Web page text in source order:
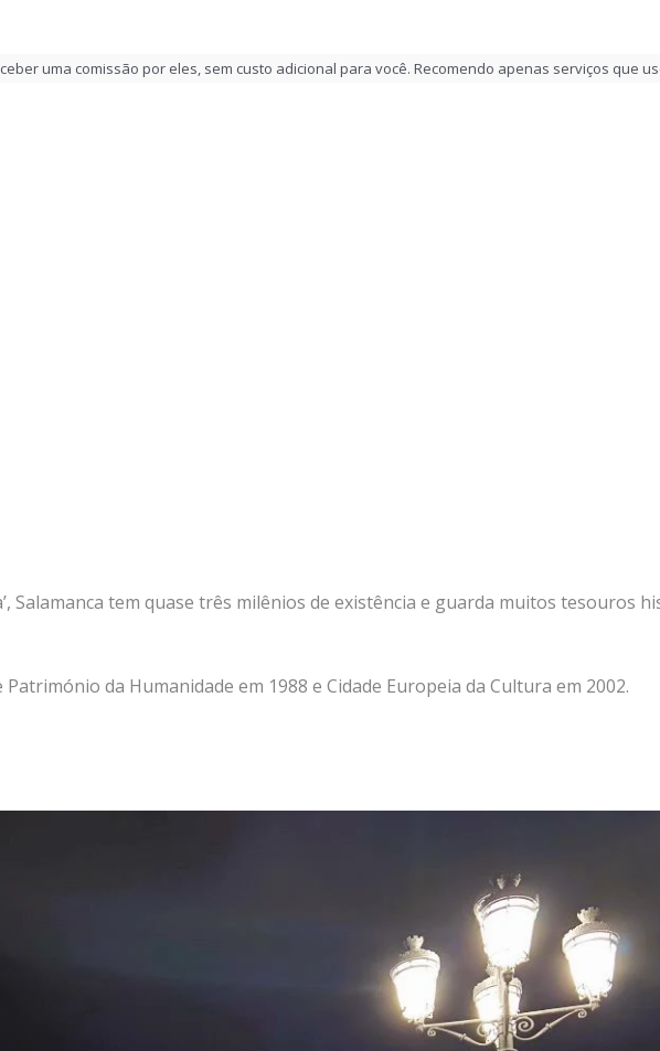
uma comissão por eles, sem custo adicional para você. Recomendo apenas serviços que
Salamanca tem quase três milênios de existência e guarda muitos tesouros
da Humanidade em 1988 e Cidade Europeia da Cultura em 2002.